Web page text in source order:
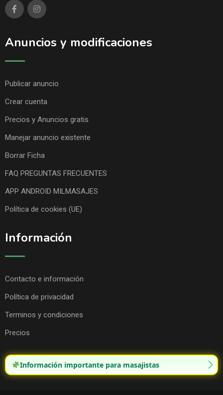
Anuncios y modificaciones
Publicar anuncio
Crear cuenta
Precios y Anuncios gratis
Manejar anuncio existente
Borrar Ficha
FAQ PREGUNTAS FRECUENTES
APP ANDROID MILMASAJES
Política de cookies (UE)
Información
Contacto e información
Política de privacidad
Terminos y condiciones
Precios
Información importante para masajistas